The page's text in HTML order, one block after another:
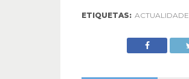
ETIQUETAS: ACTUALIDADE